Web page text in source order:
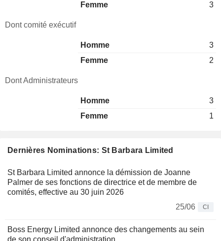
Dernières Nominations: St Barbara Limited
St Barbara Limited annonce la démission de Joanne
Palmer de ses fonctions de directrice et de membre de
comités, effective au 30 juin 2026
25/06
CI
Boss Energy Limited annonce des changements au sein
de son conseil d'administration
Femme
3
Dont comité exécutif
Homme
3
Femme
2
Dont Administrateurs
Homme
3
Femme
1